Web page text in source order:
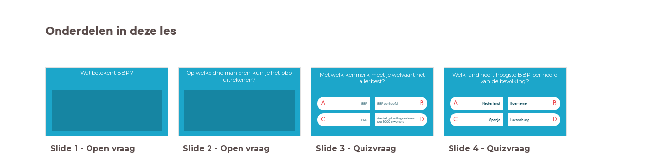
Onderdelen in deze les
Wat betekent BBP?
Slide 1 - Open vraag
Op welke drie manieren kun je het bbp
uitrekenen?
Slide 2 - Open vraag
Met welk kenmerk meet je welvaart het
allerbest?
A BBP B
BBP per hoofd
C BRP D
Aantal gebruiksgoederen
per 1000 inwoners
Slide 3 - Quizvraag
Welk land heeft hoogste BBP per hoofd
van de bevolking?
A Nederland B
Roemenië
C Spanje D
Luxemburg
Slide 4 - Quizvraag